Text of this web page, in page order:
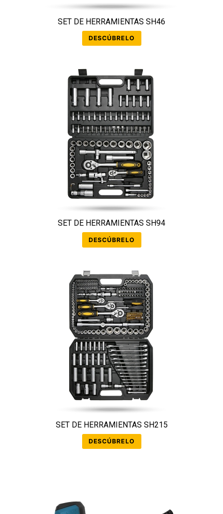
SET DE HERRAMIENTAS SH46
DESCÚBRELO
SET DE HERRAMIENTAS SH94
DESCÚBRELO
SET DE HERRAMIENTAS SH215
DESCÚBRELO